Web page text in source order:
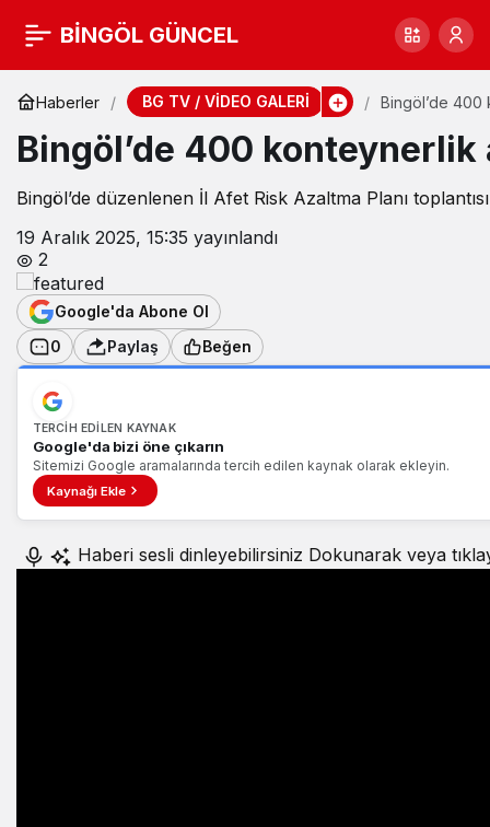
BİNGÖL GÜNCEL
Haberler BG TV / VİDEO GALERİ Bingöl’de 400
Bingöl’de 400 konteynerlik
Bingöl’de düzenlenen İl Afet Risk Azaltma Planı
19 Aralık 2025, 15:35 yayınlandı
2
Google'da Abone Ol
0
Paylaş Beğen
TERCIH EDILEN KAYNAK
Google'da bizi öne çıkarın
Sitemizi Google aramalarında tercih edilen kaynak olarak ekleyin.
Kaynağı Ekle
Haberi sesli dinleyebilirsiniz Dokunarak veya